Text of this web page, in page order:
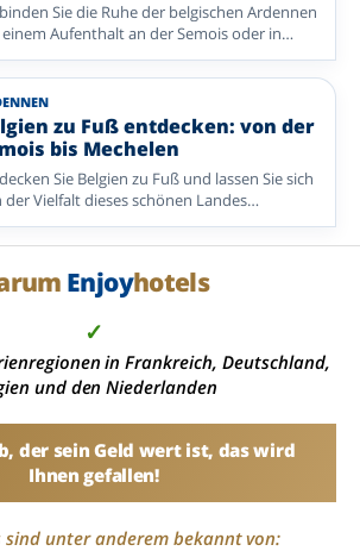
noch angenehmer machen: Hier
Sie viel Urlaub zu einem attraktiven
So bleibt Ihnen mehr Zeit zum
Entdecken und Genießen – mit
Angebot, das sein Geld wert ist.
Sie eine abwechslungsreiche Auswahl
in den Niederlanden,
Sie die Ruhe der belgischen Ardennen
Aufenthalt an der Semois oder in
Vergleichen Sie Enjoyhotel L’Eau Vive
und Enjoyhotel Maison des Ardennes.
zu Fuß entdecken: von der
bis Mechelen
Sie Belgien zu Fuß und lassen Sie sich
der Vielfalt dieses schönen Landes
Wandern Sie entlang der
Semois, durch die grünen
Tongeren und Mechelen. Von einem
Wanderwege und besondere
und genießen zugleich viel Ruhe
Erholung.
Enjoyhotels
✓
in Frankreich, Deutschland,
und den Niederlanden
der sein Geld wert ist, das wird
Ihnen gefallen!
sind unter anderem bekannt von: